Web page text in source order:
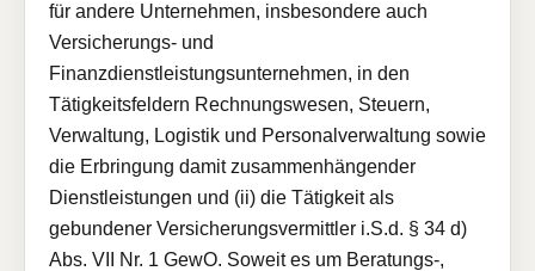
für andere Unternehmen, insbesondere auch
Versicherungs- und
Finanzdienstleistungsunternehmen, in den
Tätigkeitsfeldern Rechnungswesen, Steuern,
Verwaltung, Logistik und Personalverwaltung sowie
die Erbringung damit zusammenhängender
Dienstleistungen und (ii) die Tätigkeit als
gebundener Versicherungsvermittler i.S.d. § 34 d)
Abs. VII Nr. 1 GewO. Soweit es um Beratungs-,